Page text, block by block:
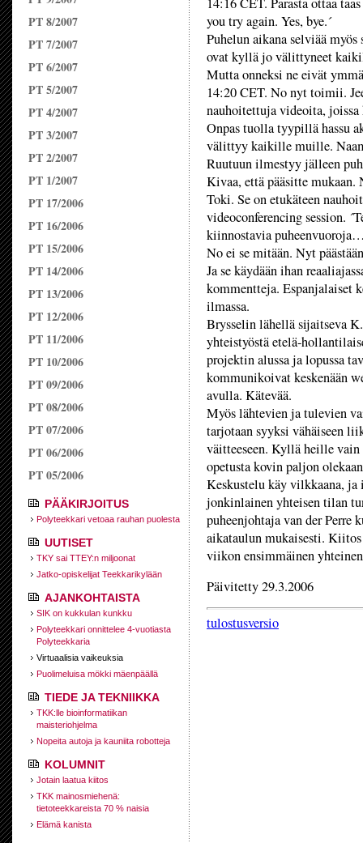
PT 8/2007
PT 7/2007
PT 6/2007
PT 5/2007
PT 4/2007
PT 3/2007
PT 2/2007
PT 1/2007
PT 17/2006
PT 16/2006
PT 15/2006
PT 14/2006
PT 13/2006
PT 12/2006
PT 11/2006
PT 10/2006
PT 09/2006
PT 08/2006
PT 07/2006
PT 06/2006
PT 05/2006
PÄÄKIRJOITUS
Polyteekkari vetoaa rauhan puolesta
UUTISET
TKY sai TTEY:n miljoonat
Jatko-opiskelijat Teekkarikylään
AJANKOHTAISTA
SIK on kukkulan kunkku
Polyteekkari onnittelee 4-vuotiasta
Polyteekkaria
Virtuaalisia vaikeuksia
Puolimeluisa mökki mäenpäällä
TIEDE JA TEKNIIKKA
TKK:lle bioinformatiikan
maisteriohjelma
Nopeita autoja ja kauniita robotteja
KOLUMNIT
Jotain laatua kiitos
TKK mainosmiehenä:
tietoteekkareista 70 % naisia
Elämä kanista
you try again. Yes, bye.´
Puhelun aikana selviää
ovat kyllä jo välittyneet
Mutta onneksi ne eivät
14:20 CET. No nyt toimii.
nauhoitettuja videoita, joissa
Onpas tuolla tyypillä hassu
välittyy kaikille muille.
Ruutuun ilmestyy jälleen
Kivaa, että pääsitte
Toki. Se on etukäteen
videoconferencing session.
kiinnostavia
No ei se mitään. Nyt
Ja se käydään ihan
kommentteja. Espanjalaiset
ilmassa.
Brysselin lähellä sijaitseva
yhteistyöstä etelä-
projektin alussa ja lopussa
kommunikoivat keskenään
avulla. Kätevää.
Myös lähtevien ja tulevien
tarjotaan syyksi vähäiseen
väitteeseen. Kyllä heille
opetusta kovin paljon
Keskustelu käy vilkkaana,
jonkinlainen yhteisen tilan
puheenjohtaja van der Perre
aikataulun mukaisesti.
viikon ensimmäinen
Päivitetty 29.3.2006
tulostusversio